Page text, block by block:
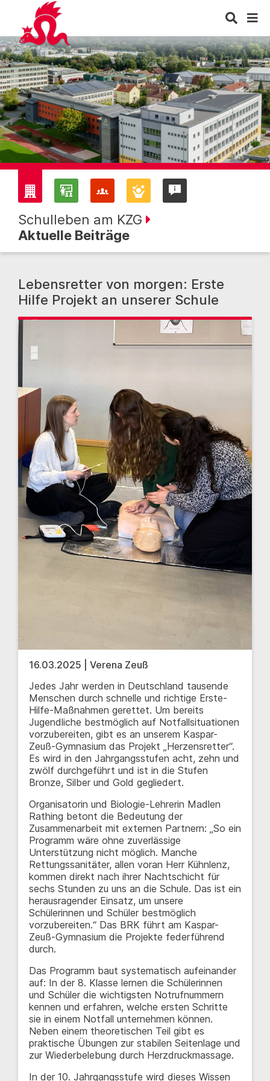
Schulleben am KZG
Aktuelle Beiträge
Lebensretter von morgen: Erste
Hilfe Projekt an unserer Schule
16.03.2025 | Verena Zeuß
Jedes Jahr werden in Deutschland tausende
Menschen durch schnelle und richtige Erste-
Hilfe-Maßnahmen gerettet. Um bereits
Jugendliche bestmöglich auf Notfallsituationen
vorzubereiten, gibt es an unserem Kaspar-
Zeuß-Gymnasium das Projekt „Herzensretter“.
Es wird in den Jahrgangsstufen acht, zehn und
zwölf durchgeführt und ist in die Stufen
Bronze, Silber und Gold gegliedert.
Organisatorin und Biologie-Lehrerin Madlen
Rathing betont die Bedeutung der
Zusammenarbeit mit externen Partnern: „So ein
Programm wäre ohne zuverlässige
Unterstützung nicht möglich. Manche
Rettungssanitäter, allen voran Herr Kühnlenz,
kommen direkt nach ihrer Nachtschicht für
sechs Stunden zu uns an die Schule. Das ist ein
herausragender Einsatz, um unsere
Schülerinnen und Schüler bestmöglich
vorzubereiten.“ Das BRK führt am Kaspar-
Zeuß-Gymnasium die Projekte federführend
durch.
Das Programm baut systematisch aufeinander
auf: In der 8. Klasse lernen die Schülerinnen
und Schüler die wichtigsten Notrufnummern
kennen und erfahren, welche ersten Schritte
sie in einem Notfall unternehmen können.
Neben einem theoretischen Teil gibt es
praktische Übungen zur stabilen Seitenlage und
zur Wiederbelebung durch Herzdruckmassage.
In der 10. Jahrgangsstufe wird dieses Wissen